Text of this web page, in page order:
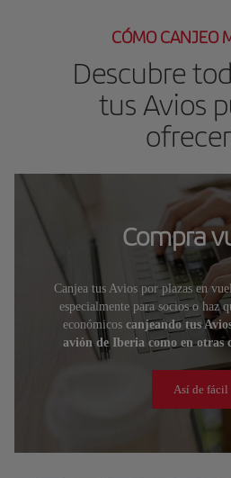
CÓMO CANJEO
Descubre
tus Avios
Compra
Canjea tus Avios por plazas en
especialmente para socios o haz
económicoscanjeando tus
avión de Iberia como en otras
Así de fácil